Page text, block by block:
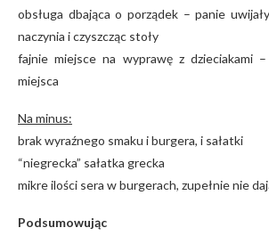
obsługa dbająca o porządek – panie
naczynia i czyszcząc stoły
fajnie miejsce na wyprawę z dzieciakami
miejsca
Na minus:
brak wyraźnego smaku i burgera, i sałatki
“niegrecka” sałatka grecka
mikre ilości sera w burgerach, zupełnie nie
Podsumowując